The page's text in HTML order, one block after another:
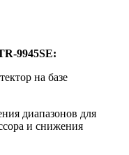
9945SE:
на базе
диапазонов для
и снижения